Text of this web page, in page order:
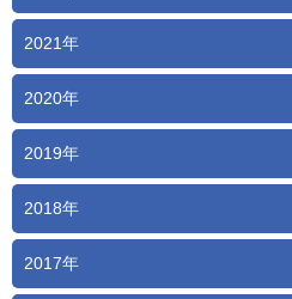
2021年
2020年
2019年
2018年
2017年